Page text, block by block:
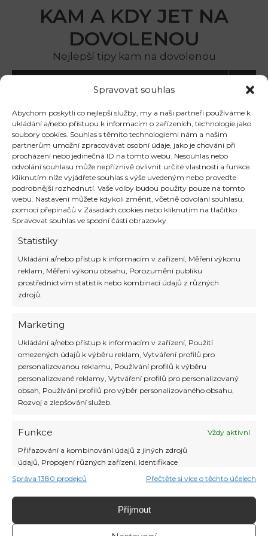
Spravovat souhlas
Abychom poskytli co nejlepší služby, my a naši partneři používáme k
ukládání a/nebo přístupu k informacím o zařízeních, technologie jako
soubory cookies. Souhlas s těmito technologiemi nám a našim
partnerům umožní zpracovávat osobní údaje, jako je chování při
procházení nebo jedinečná ID na tomto webu. Nesouhlas nebo
odvolání souhlasu může nepříznivě ovlivnit určité vlastnosti a funkce.
Kliknutím níže vyjádřete souhlas s výše uvedeným nebo proveďte
podrobnější rozhodnutí. Vaše volby budou použity pouze na tomto
webu. Nastavení můžete kdykoli změnit, včetně odvolání souhlasu,
pomocí přepínačů v Zásadách cookies nebo kliknutím na tlačítko
Spravovat souhlas ve spodní části obrazovky.
Statistiky
Ukládání a/nebo přístup k informacím v zařízení, Měření výkonu
reklam, Měření výkonu obsahu, Porozumění publiku
prostřednictvím statistik nebo kombinací údajů z různých
zdrojů.
Marketing
Ukládání a/nebo přístup k informacím v zařízení, Použití
omezených údajů k výběru reklam, Vytváření profilů pro
personalizovanou reklamu, Používání profilů k výběru
personalizované reklamy, Vytváření profilů pro personalizovaný
obsah, Používání profilů pro výběr personalizovaného obsahu,
Rozvoj a zlepšování služeb.
Funkce
Vždy aktivní
Přiřazování a kombinování údajů z jiných zdrojů
údajů, Propojení různých zařízení, Identifikace
zařízení na základě automaticky přenášených
Zajištění bezpečnosti, předcházení a
zjišťování podvodů a odstraňování chyb,
Správa 1380 prodejců Přečtěte si více o těchto účelech
Příjmout
KAM A KDY JET NA
DOVOLENOU
Nejlepší tipy kam na dovolenou
st. lucie
Luxusní vily v Karibiku:
Dokonalý únik od všednosti
Karibik nabízí nespočet nádherných
míst, která lákají svou krásou, kulturou a
především možností naprostého
odpočinku. Od bílých písečných pláží,
přes tyrkysové moře, až po bujné
tropické pralesy, každá destinace v
Karibiku má něco jedinečného, co může
více generacemi nebo kohokoli, kdo si
chce užít trochu více prostoru a
soukromí, […]
Číst více »